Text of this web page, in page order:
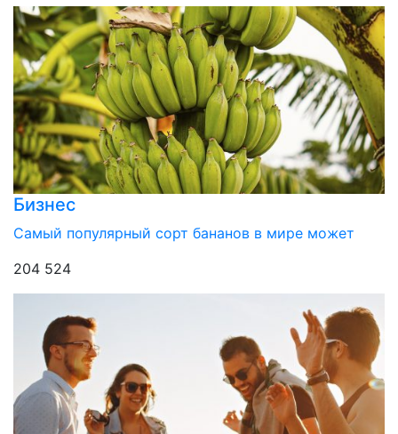
Бизнес
Самый популярный сорт бананов в мире может
204 524